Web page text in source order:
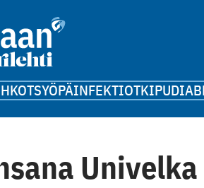
SYÖPÄINFEKTIOTKIPU
Univelka